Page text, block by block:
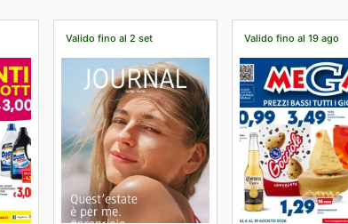
Valido fino al 2 set Valido fino al 19 ago